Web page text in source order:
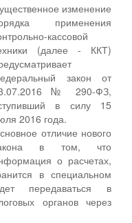
изменение
применения
кассовой
(далее - ККТ)
закон от
№ 290-ФЗ,
в силу 15
2016 года.
отличие нового
в том, что
о расчетах,
в специальном
передаваться в
органов через